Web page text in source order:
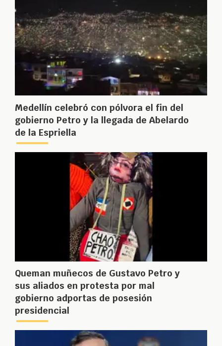
Medellín celebró con pólvora el fin del
gobierno Petro y la llegada de Abelardo
de la Espriella
Queman muñecos de Gustavo Petro y
sus aliados en protesta por mal
gobierno adportas de posesión
presidencial